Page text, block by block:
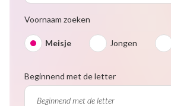
Voornaam zoeken
Meisje Jongen
Beginnend met de letter